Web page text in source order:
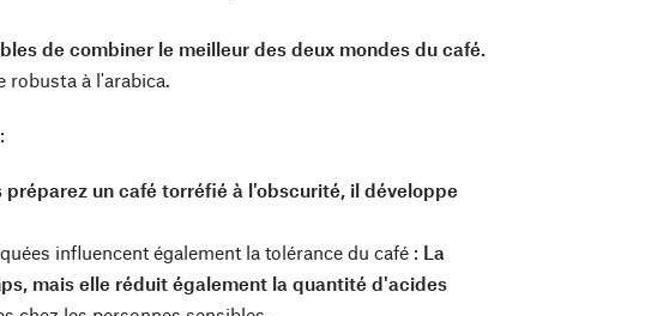
de combiner le meilleur des deux mondes du café.
robusta à l'arabica.
un café torréfié à l'obscurité, il développe
influencent également la tolérance du café : La
mais elle réduit également la quantité d'acides